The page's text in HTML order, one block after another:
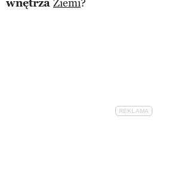
wnętrza Ziemi?